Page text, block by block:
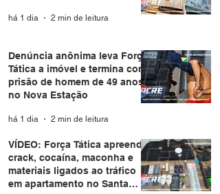
há 1 dia 2 min de leitura
Denúncia anônima leva Força
Tática a imóvel e termina com
prisão de homem de 49 anos
no Nova Estação
há 1 dia 2 min de leitura
VÍDEO: Força Tática apreende
crack, cocaína, maconha e
materiais ligados ao tráfico
em apartamento no Santa